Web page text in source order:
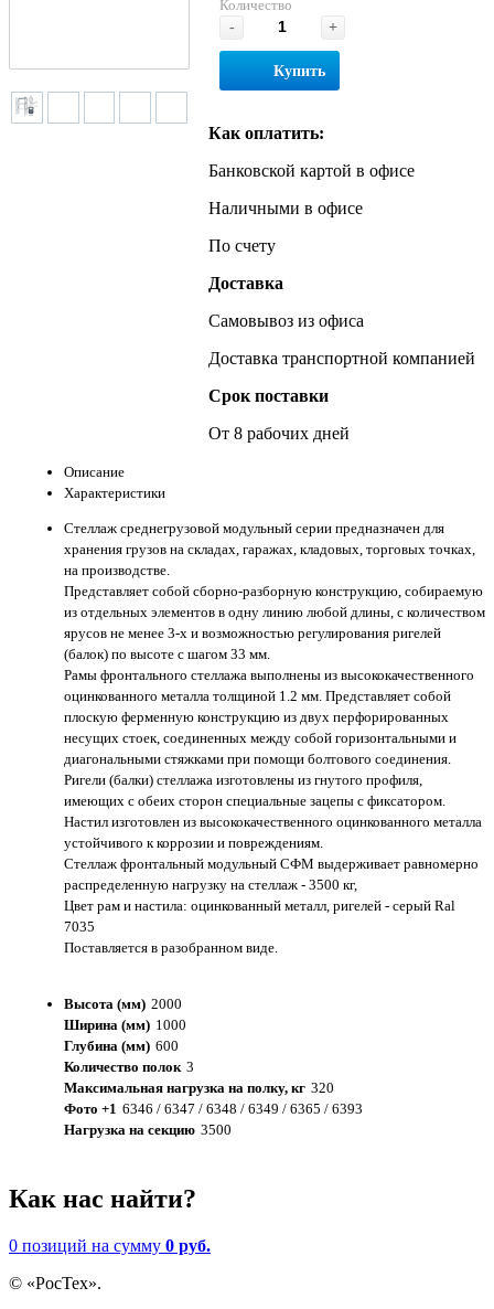
Количество
-
+
Купить
Как оплатить:
Банковской картой в офисе
Наличными в офисе
По счету
Доставка
Самовывоз из офиса
Доставка транспортной компанией
Срок поставки
От 8 рабочих дней
Описание
Характеристики
Стеллаж среднегрузовой модульный серии предназначен для
хранения грузов на складах, гаражах, кладовых, торговых точках,
на производстве.
Представляет собой сборно-разборную конструкцию, собираемую
из отдельных элементов в одну линию любой длины, с количеством
ярусов не менее 3-х и возможностью регулирования ригелей
(балок) по высоте с шагом 33 мм.
Рамы фронтального стеллажа выполнены из высококачественного
оцинкованного металла толщиной 1.2 мм. Представляет собой
плоскую ферменную конструкцию из двух перфорированных
несущих стоек, соединенных между собой горизонтальными и
диагональными стяжками при помощи болтового соединения.
Ригели (балки) стеллажа изготовлены из гнутого профиля,
имеющих с обеих сторон специальные зацепы с фиксатором.
Настил изготовлен из высококачественного оцинкованного металла
устойчивого к коррозии и повреждениям.
Стеллаж фронтальный модульный СФМ выдерживает равномерно
распределенную нагрузку на стеллаж - 3500 кг,
Цвет рам и настила: оцинкованный металл, ригелей - серый Ral
7035
Поставляется в разобранном виде.
Высота (мм) 2000
Ширина (мм) 1000
Глубина (мм) 600
Количество полок 3
Максимальная нагрузка на полку, кг 320
Фото +1 6346 / 6347 / 6348 / 6349 / 6365 / 6393
Нагрузка на секцию 3500
Как нас найти?
0 позиций на сумму 0 руб.
© «РосТех».